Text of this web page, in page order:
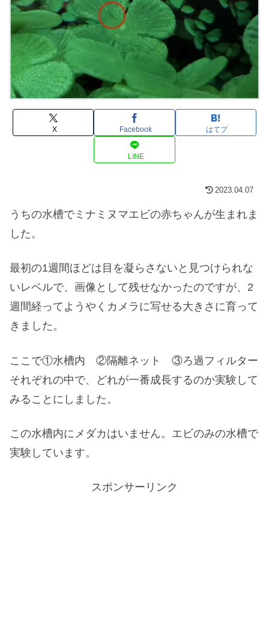
X Facebook はてブ
LINE
2023.04.07
うちの水槽でミナミヌマエビの赤ちゃんが生まれま
した。
最初の1週間ほどは目を凝らさないと見つけられな
いレベルで、画像として残せなかったのですが、2
週間経ってようやくカメラに写せる大きさに育って
きました。
ここで①水槽内 ②隔離ネット ③ろ過フィルター
それぞれの中で、どれが一番成長するのか実験して
みることにしました。
この水槽内にメダカはいません。エビのみの水槽で
実験しています。
スポンサーリンク